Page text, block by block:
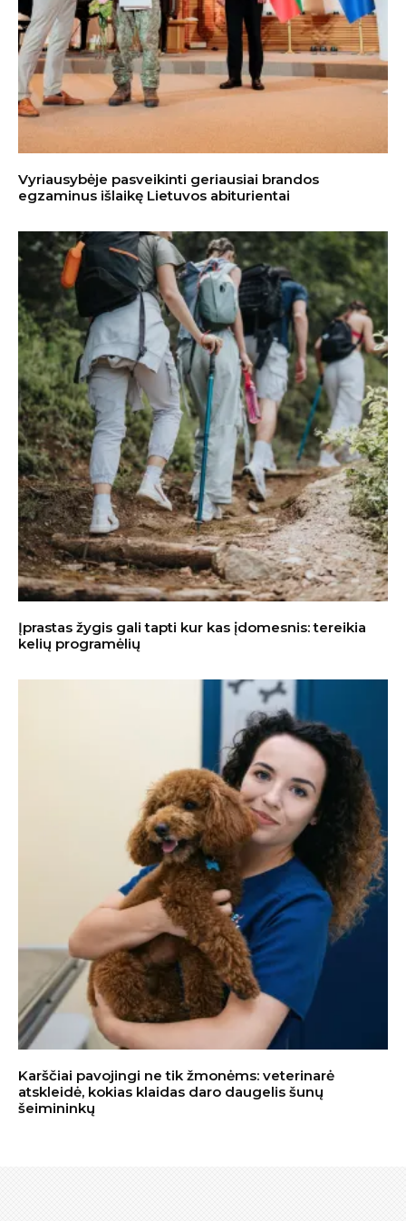
Vyriausybėje pasveikinti geriausiai brandos
egzaminus išlaikę Lietuvos abiturientai
Įprastas žygis gali tapti kur kas įdomesnis: tereikia
kelių programėlių
Karščiai pavojingi ne tik žmonėms: veterinarė
atskleidė, kokias klaidas daro daugelis šunų
šeimininkų